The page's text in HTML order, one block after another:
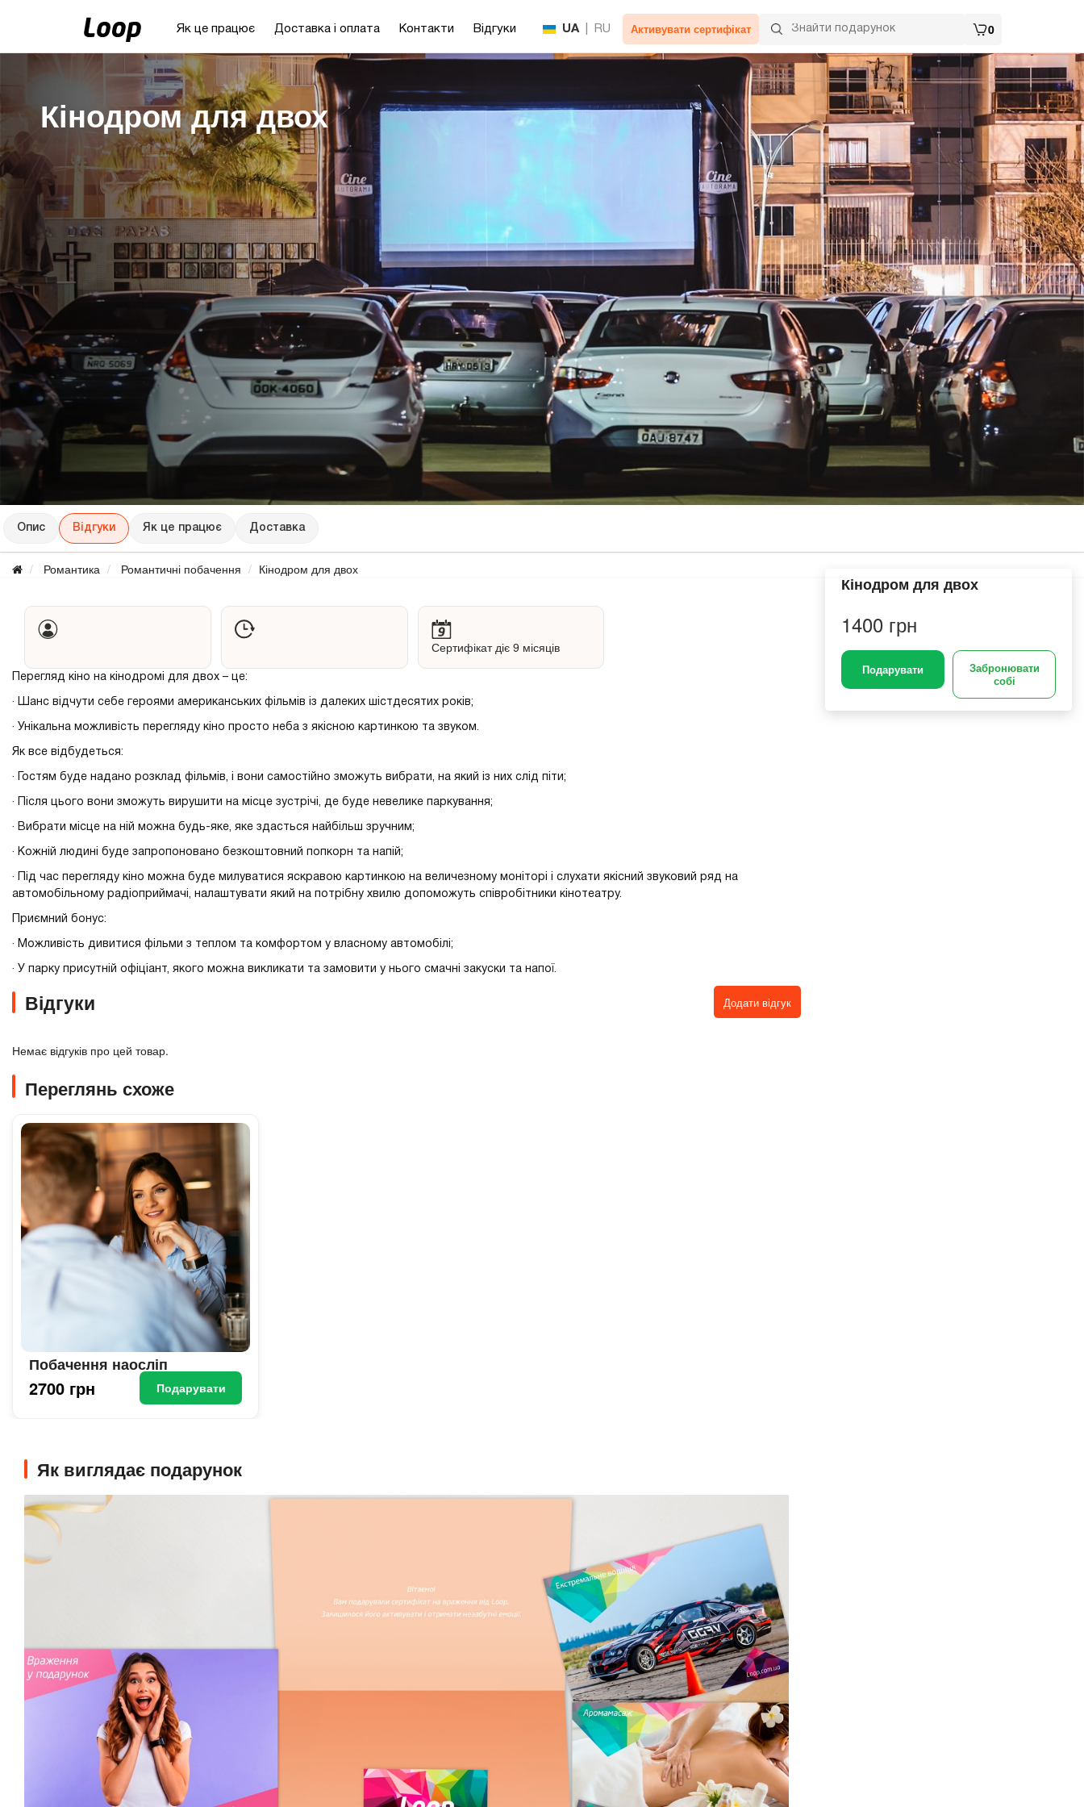
Як це працює Доставка і оплата Контакти Відгуки UA RU Активувати сертифікат 0
Кінодром для двох
Опис Відгуки Як це працює Доставка
Кінодром для двох
1400 грн
Подарувати
Забронювати
собі
Романтика Романтичні побачення Кінодром для двох
Сертифікат діє 9 місяців
Перегляд кіно на кінодромі для двох – це:
· Шанс відчути себе героями американських фільмів із далеких шістдесятих років;
· Унікальна можливість перегляду кіно просто неба з якісною картинкою та звуком.
Як все відбудеться:
· Гостям буде надано розклад фільмів, і вони самостійно зможуть вибрати, на який із них слід піти;
· Після цього вони зможуть вирушити на місце зустрічі, де буде невелике паркування;
· Вибрати місце на ній можна будь-яке, яке здасться найбільш зручним;
· Кожній людині буде запропоновано безкоштовний попкорн та напій;
· Під час перегляду кіно можна буде милуватися яскравою картинкою на величезному моніторі і слухати якісний звуковий ряд на
автомобільному радіоприймачі, налаштувати який на потрібну хвилю допоможуть співробітники кінотеатру.
Приємний бонус:
· Можливість дивитися фільми з теплом та комфортом у власному автомобілі;
· У парку присутній офіціант, якого можна викликати та замовити у нього смачні закуски та напої.
Відгуки Додати відгук
Немає відгуків про цей товар.
Переглянь схоже
Побачення наосліп
2700 грн Подарувати
Як виглядає подарунок